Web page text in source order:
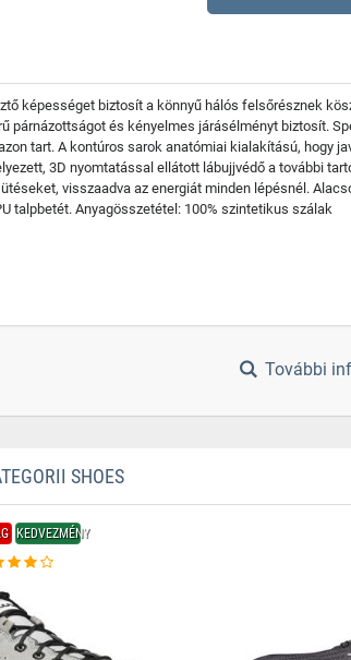
képességet biztosít a könnyű hálós felsőrésznek
párnázottságot és kényelmes járásélményt biztosít.
tart. A kontúros sarok anatómiai kialakítású, hogy
3D nyomtatással ellátott lábujjvédő a további
visszaadva az energiát minden lépésnél.
talpbetét. Anyagösszetétel: 100% szintetikus szálak
További
SHOES
KEDVEZMÉNY